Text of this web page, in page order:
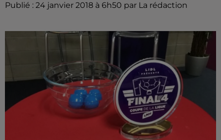
Publié : 24 janvier 2018 à 6h50 par La rédaction